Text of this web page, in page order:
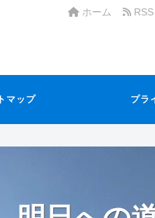
ホーム
マップ プラ